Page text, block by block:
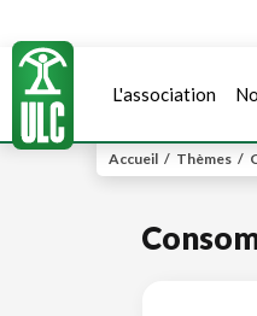
L'association
Accueil / Thèmes /